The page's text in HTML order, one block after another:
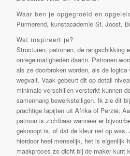
Waar ben je opgegroeid en
Purmerend, kunstacademie St. Joost,
Wat inspireert je?
Structuren, patronen, de rangschikking
onregelmatigheden daarin. Patronen
als ze doorbroken worden, als de
wegvalt. Vaak gebeurt dit op detail
minimale verschillen versterkt kunnen
samenhang bewerkstelligen. Ik zie dit
prachtige tapijten uit Afrika of Perzië;
patroon is zichtbaar wanneer er
geknoopt is, of dat de kleur net op was.
hierdoor heel menselijk, het is eigenlijk
maakproces zo dicht bij de maker kunt